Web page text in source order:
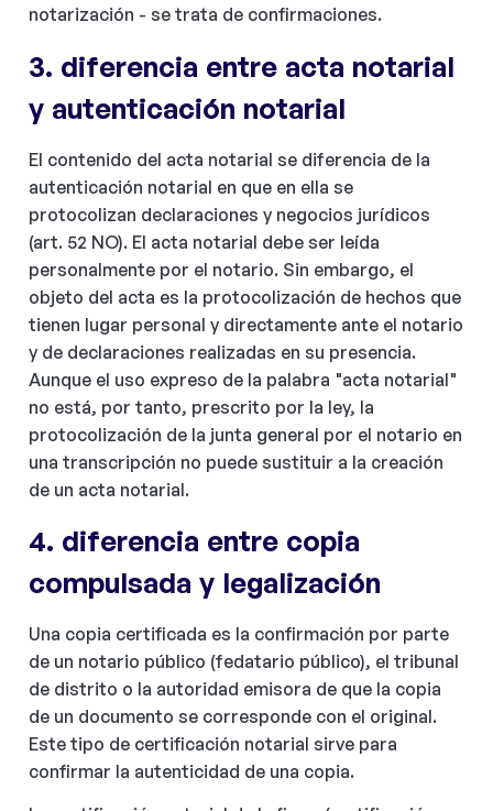
notarización - se trata de confirmaciones.
3. diferencia entre acta notarial
y autenticación notarial
El contenido del acta notarial se diferencia de la
autenticación notarial en que en ella se
protocolizan declaraciones y negocios jurídicos
(art. 52 NO). El acta notarial debe ser leída
personalmente por el notario. Sin embargo, el
objeto del acta es la protocolización de hechos que
tienen lugar personal y directamente ante el notario
y de declaraciones realizadas en su presencia.
Aunque el uso expreso de la palabra "acta notarial"
no está, por tanto, prescrito por la ley, la
protocolización de la junta general por el notario en
una transcripción no puede sustituir a la creación
de un acta notarial.
4. diferencia entre copia
compulsada y legalización
Una copia certificada es la confirmación por parte
de un notario público (fedatario público), el tribunal
de distrito o la autoridad emisora de que la copia
de un documento se corresponde con el original.
Este tipo de certificación notarial sirve para
confirmar la autenticidad de una copia.